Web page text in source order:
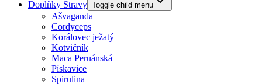
Doplňky Stravy Toggle child menu
Ašvaganda
Cordyceps
Korálovec ježatý
Kotvičník
Maca Peruánská
Pískavice
Spirulina